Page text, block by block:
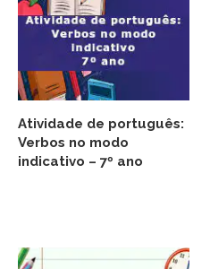
Atividade de português:
Verbos no modo
indicativo – 7º ano